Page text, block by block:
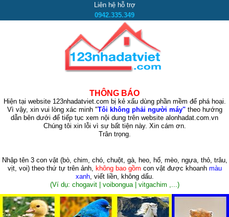
Liên hệ hỗ trợ
0942.335.349
THÔNG BÁO
Hiện tại website 123nhadatviet.com bị kẻ xấu dùng phần mềm để phá hoại.
Vì vậy, xin vui lòng xác minh "Tôi không phải người máy"theo hướng
dẫn bên dưới để tiếp tục xem nội dung trên website alonhadat.com.vn
Chúng tôi xin lỗi vì sự bất tiện này. Xin cám ơn.
Trân trọng.
Nhập tên 3 con vật (bò, chim, chó, chuột, gà, heo, hổ, mèo, ngựa, thỏ, trâu,
vịt, voi)theo thứ tự trên ảnh, không bao gồm con vật được khoanh màu
xanh, viết liền, không dấu.
(Ví dụ: chogavit | voibongua | vitgachim ,...)